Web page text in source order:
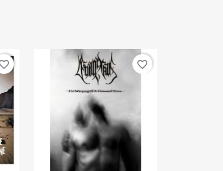
favorite_border